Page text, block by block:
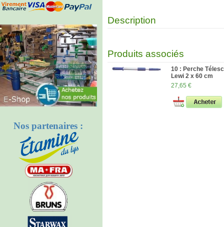
Nos partenaires :
Description
Produits associés
10 : Perche
Lewi 2 x 60 cm
27,65 €